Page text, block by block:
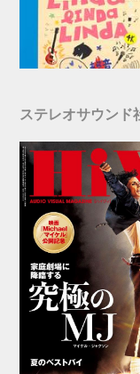
ステレオサウンド